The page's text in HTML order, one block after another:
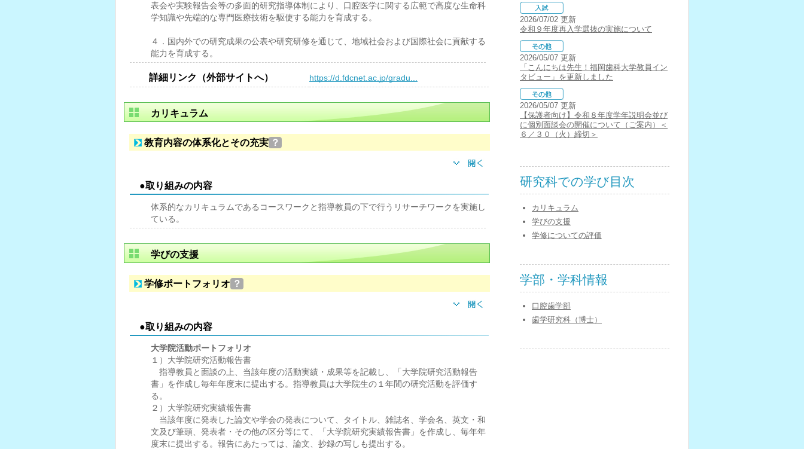
表会や実験報告会等の多面的研究指導体制により、口腔医学に関する広範で高度な生命科
学知識や先端的な専門医療技術を駆使する能力を育成する。
４．国内外での研究成果の公表や研究研修を通じて、地域社会および国際社会に貢献する
能力を育成する。
詳細リンク（外部サイトへ） https://d.fdcnet.ac.jp/gradu...
カリキュラム
教育内容の体系化とその充実 ？
●取り組みの内容
体系的なカリキュラムであるコースワークと指導教員の下で行うリサーチワークを実施し
ている。
学びの支援
学修ポートフォリオ ？
●取り組みの内容
大学院活動ポートフォリオ
１）大学院研究活動報告書
指導教員と面談の上、当該年度の活動実績・成果等を記載し、「大学院研究活動報告
書」を作成し毎年年度末に提出する。指導教員は大学院生の１年間の研究活動を評価す
る。
２）大学院研究実績報告書
当該年度に発表した論文や学会の発表について、タイトル、雑誌名、学会名、英文・和
文及び筆頭、発表者・その他の区分等にて、「大学院研究実績報告書」を作成し、毎年年
度末に提出する。報告にあたっては、論文、抄録の写しも提出する。
2026/07/02 更新
令和９年度再入学選抜の実施について
2026/05/07 更新
「こんにちは先生！福岡歯科大学教員イン
タビュー」を更新しました
2026/05/07 更新
【保護者向け】令和８年度学年説明会並び
に個別面談会の開催について（ご案内）＜
６／３０（火）締切＞
研究科での学び目次
カリキュラム
学びの支援
学修についての評価
学部・学科情報
口腔歯学部
歯学研究科（博士）